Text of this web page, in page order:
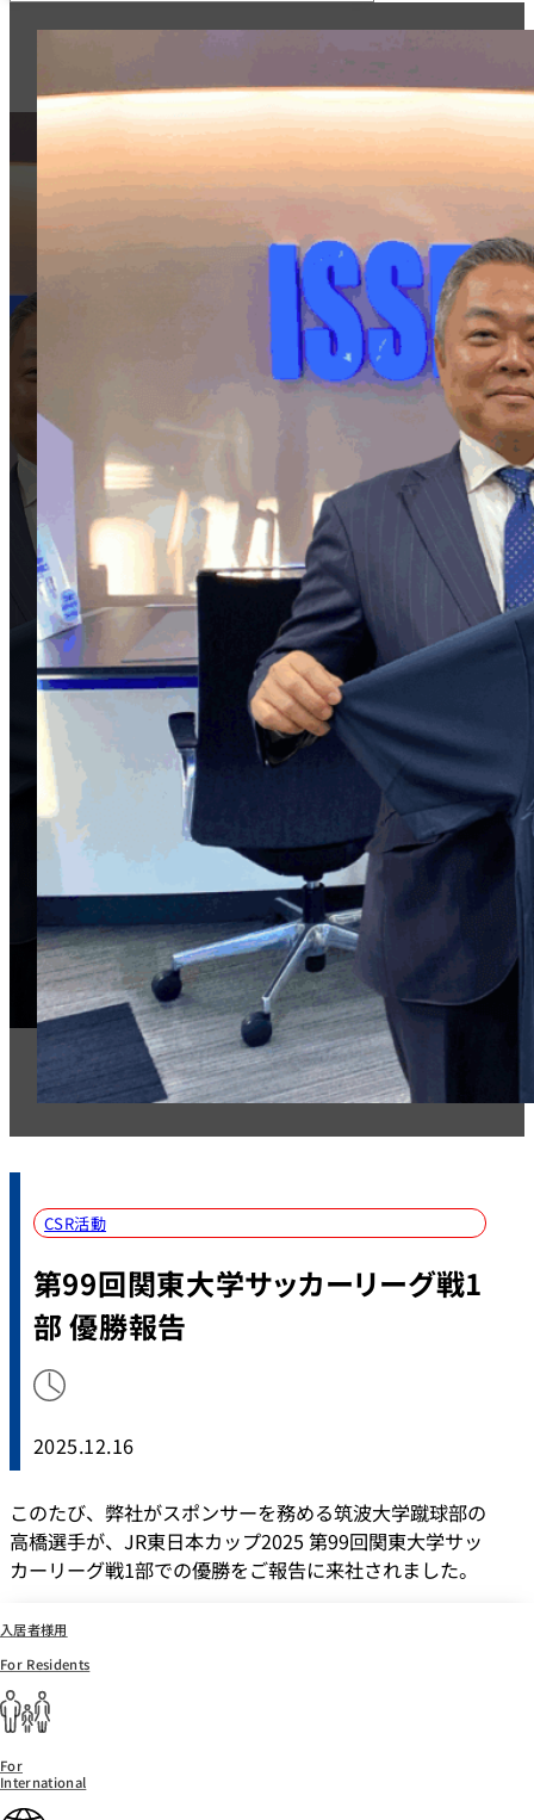
入居者様用
For Residents
For
International
CSR活動
第99回関東大学サッカーリーグ戦1
部 優勝報告
2025.12.16
このたび、弊社がスポンサーを務める筑波大学蹴球部の
高橋選手が、JR東日本カップ2025 第99回関東大学サッ
カーリーグ戦1部での優勝をご報告に来社されました。
優勝記念Tシャツには各選手の直筆サインをいただき、五
十嵐社長との記念撮影も行いました。
この貴重なTシャツは、試合用ユニフォームと並べて、弊
社つくば本社に展示しております。
つくば本社にお越しの際は、ぜひご覧ください。